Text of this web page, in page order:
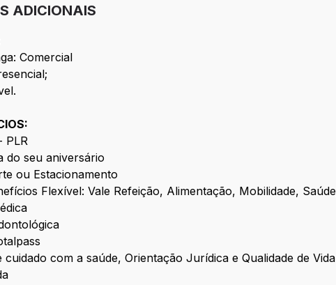
ADICIONAIS
Comercial
PLR
do seu aniversário
ou Estacionamento
Flexível: Vale Refeição, Alimentação, Mobilidade,
cuidado com a saúde, Orientação Jurídica e Qualidade de Vida